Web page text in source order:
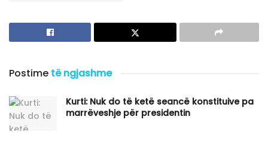
Postime të ngjashme
Kurti: Nuk do të ketë seancë konstituive pa
marrëveshje për presidentin